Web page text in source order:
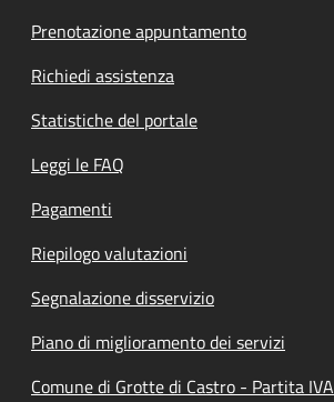
Prenotazione appuntamento
Richiedi assistenza
Statistiche del portale
Leggi le FAQ
Pagamenti
Riepilogo valutazioni
Segnalazione disservizio
Piano di miglioramento dei servizi
Comune di Grotte di Castro - Partita IVA